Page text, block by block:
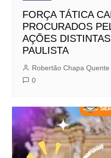
FORÇA TÁTICA
PROCURADOS
AÇÕES
PAULISTA
Robertão Chapa Quente
0